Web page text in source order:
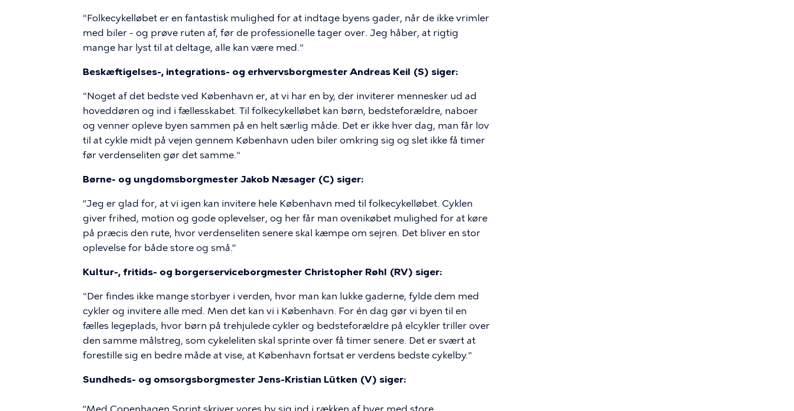
"Folkecykelløbet er en fantastisk mulighed for at indtage byens gader, når de ikke vrimler
med biler - og prøve ruten af, før de professionelle tager over. Jeg håber, at rigtig
mange har lyst til at deltage, alle kan være med."
Beskæftigelses-, integrations- og erhvervsborgmester Andreas Keil (S) siger:
"Noget af det bedste ved København er, at vi har en by, der inviterer mennesker ud ad
hoveddøren og ind i fællesskabet. Til folkecykelløbet kan børn, bedsteforældre, naboer
og venner opleve byen sammen på en helt særlig måde. Det er ikke hver dag, man får lov
til at cykle midt på vejen gennem København uden biler omkring sig og slet ikke få timer
før verdenseliten gør det samme."
Børne- og ungdomsborgmester Jakob Næsager (C) siger:
”Jeg er glad for, at vi igen kan invitere hele København med til folkecykelløbet. Cyklen
giver frihed, motion og gode oplevelser, og her får man ovenikøbet mulighed for at køre
på præcis den rute, hvor verdenseliten senere skal kæmpe om sejren. Det bliver en stor
oplevelse for både store og små.”
Kultur-, fritids- og borgerserviceborgmester Christopher Røhl (RV) siger:
"Der findes ikke mange storbyer i verden, hvor man kan lukke gaderne, fylde dem med
cykler og invitere alle med. Men det kan vi i København. For én dag gør vi byen til en
fælles legeplads, hvor børn på trehjulede cykler og bedsteforældre på elcykler triller over
den samme målstreg, som cykeleliten skal sprinte over få timer senere. Det er svært at
forestille sig en bedre måde at vise, at København fortsat er verdens bedste cykelby."
Sundheds- og omsorgsborgmester Jens-Kristian Lütken (V) siger: